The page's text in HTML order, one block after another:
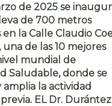
de 2025 se
de 700 metros
la Calle Claudio
de las 10 mejores
mundial de
Saludable, donde se
la actividad
EL Dr.